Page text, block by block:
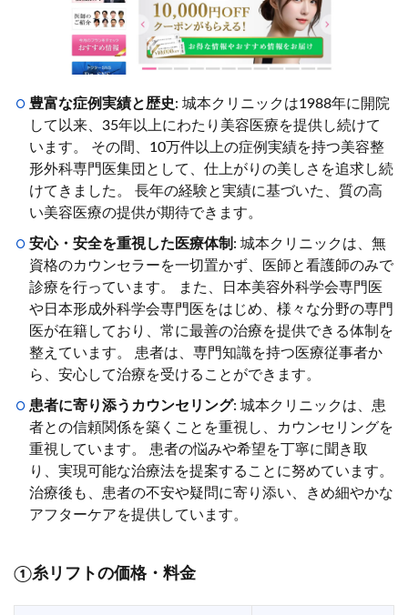
豊富な症例実績と歴史: 城本クリニックは1988年に開院
して以来、35年以上にわたり美容医療を提供し続けて
います。 その間、10万件以上の症例実績を持つ美容整
形外科専門医集団として、仕上がりの美しさを追求し続
けてきました。 長年の経験と実績に基づいた、質の高
い美容医療の提供が期待できます。
安心・安全を重視した医療体制 : 城本クリニックは、無
資格のカウンセラーを一切置かず、医師と看護師のみで
診療を行っています。 また、日本美容外科学会専門医
や日本形成外科学会専門医をはじめ、様々な分野の専門
医が在籍しており、常に最善の治療を提供できる体制を
整えています。 患者は、専門知識を持つ医療従事者か
ら、安心して治療を受けることができます。
患者に寄り添うカウンセリング: 城本クリニックは、患
者との信頼関係を築くことを重視し、カウンセリングを
重視しています。 患者の悩みや希望を丁寧に聞き取
り、実現可能な治療法を提案することに努めています。
治療後も、患者の不安や疑問に寄り添い、きめ細やかな
アフターケアを提供しています。
①糸リフトの価格・料金